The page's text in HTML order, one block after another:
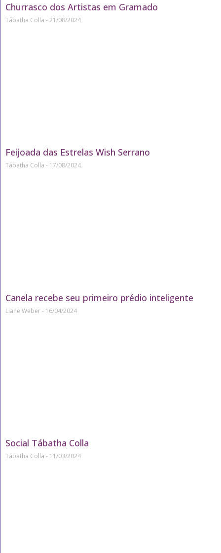
Churrasco dos Artistas em Gramado
Tábatha Colla 21/08/2024
Feijoada das Estrelas Wish Serrano
Tábatha Colla 17/08/2024
Canela recebe seu primeiro prédio inteligente
Liane Weber 16/04/2024
Social Tábatha Colla
Tábatha Colla 11/03/2024